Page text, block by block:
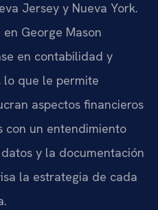
Jersey y Nueva York.
George Mason
en contabilidad y
lo que le permite
aspectos financieros
con un entendimiento
y la documentación
la estrategia de cada